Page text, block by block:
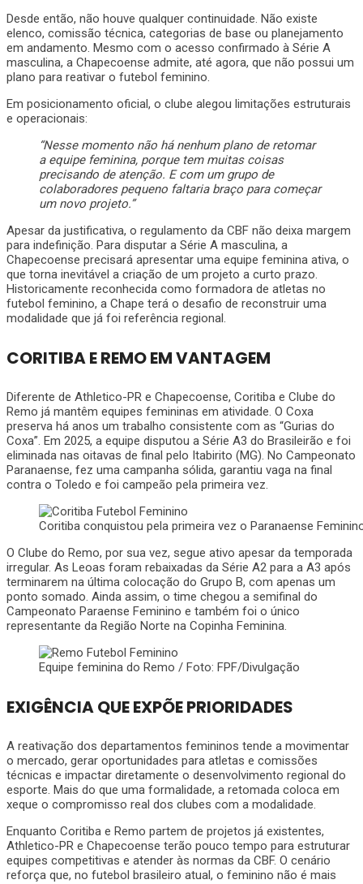
Desde então, não houve qualquer continuidade. Não existe
elenco, comissão técnica, categorias de base ou planejamento
em andamento. Mesmo com o acesso confirmado à Série A
masculina, a Chapecoense admite, até agora, que não possui um
plano para reativar o futebol feminino.
Em posicionamento oficial, o clube alegou limitações estruturais
e operacionais:
“Nesse momento não há nenhum plano de retomar
a equipe feminina, porque tem muitas coisas
precisando de atenção. E com um grupo de
colaboradores pequeno faltaria braço para começar
um novo projeto.”
Apesar da justificativa, o regulamento da CBF não deixa margem
para indefinição. Para disputar a Série A masculina, a
Chapecoense precisará apresentar uma equipe feminina ativa, o
que torna inevitável a criação de um projeto a curto prazo.
Historicamente reconhecida como formadora de atletas no
futebol feminino, a Chape terá o desafio de reconstruir uma
modalidade que já foi referência regional.
CORITIBA E REMO EM VANTAGEM
Diferente de Athletico-PR e Chapecoense, Coritiba e Clube do
Remo já mantêm equipes femininas em atividade. O Coxa
preserva há anos um trabalho consistente com as “Gurias do
Coxa”. Em 2025, a equipe disputou a Série A3 do Brasileirão e foi
eliminada nas oitavas de final pelo Itabirito (MG). No Campeonato
Paranaense, fez uma campanha sólida, garantiu vaga na final
contra o Toledo e foi campeão pela primeira vez.
Coritiba conquistou pela primeira vez o Paranaense
O Clube do Remo, por sua vez, segue ativo apesar da temporada
irregular. As Leoas foram rebaixadas da Série A2 para a A3 após
terminarem na última colocação do Grupo B, com apenas um
ponto somado. Ainda assim, o time chegou a semifinal do
Campeonato Paraense Feminino e também foi o único
representante da Região Norte na Copinha Feminina.
Equipe feminina do Remo / Foto: FPF/Divulgação
EXIGÊNCIA QUE EXPÕE PRIORIDADES
A reativação dos departamentos femininos tende a movimentar
o mercado, gerar oportunidades para atletas e comissões
técnicas e impactar diretamente o desenvolvimento regional do
esporte. Mais do que uma formalidade, a retomada coloca em
xeque o compromisso real dos clubes com a modalidade.
Enquanto Coritiba e Remo partem de projetos já existentes,
Athletico-PR e Chapecoense terão pouco tempo para estruturar
equipes competitivas e atender às normas da CBF. O cenário
reforça que, no futebol brasileiro atual, o feminino não é mais